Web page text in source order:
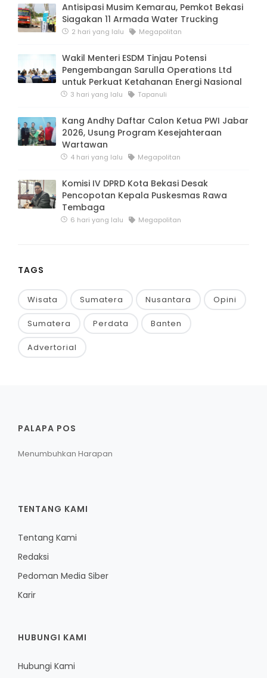
Antisipasi Musim Kemarau, Pemkot Bekasi
Siagakan 11 Armada Water Trucking
2 hari yang lalu Megapolitan
Wakil Menteri ESDM Tinjau Potensi
Pengembangan Sarulla Operations Ltd
untuk Perkuat Ketahanan Energi Nasional
3 hari yang lalu Tapanuli
Kang Andhy Daftar Calon Ketua PWI Jabar
2026, Usung Program Kesejahteraan
Wartawan
4 hari yang lalu Megapolitan
Komisi IV DPRD Kota Bekasi Desak
Pencopotan Kepala Puskesmas Rawa
Tembaga
6 hari yang lalu Megapolitan
TAGS
Wisata Sumatera Nusantara Opini
Sumatera Perdata Banten
Advertorial
PALAPA POS
Menumbuhkan Harapan
TENTANG KAMI
Tentang Kami
Redaksi
Pedoman Media Siber
Karir
HUBUNGI KAMI
Hubungi Kami